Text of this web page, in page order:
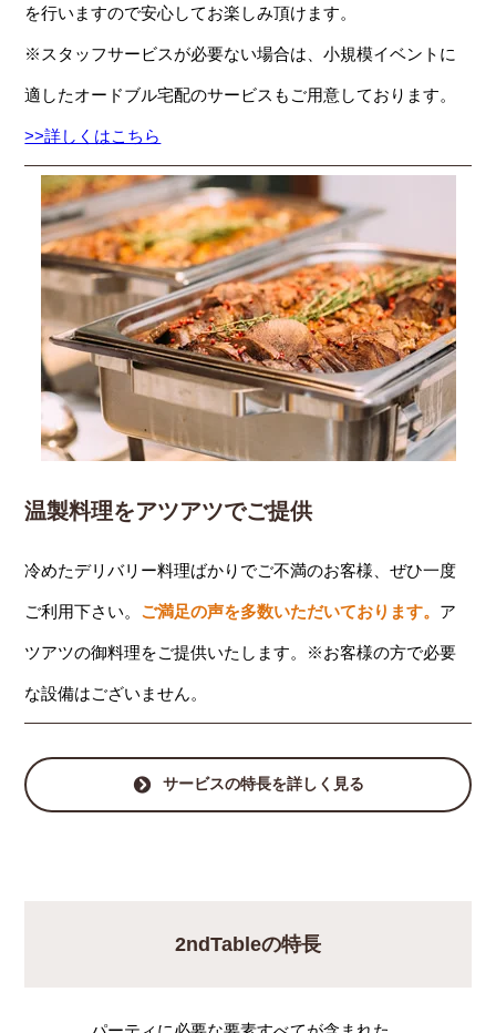
を行いますので安心してお楽しみ頂けます。
※スタッフサービスが必要ない場合は、小規模イベントに
適したオードブル宅配のサービスもご用意しております。
>>詳しくはこちら
温製料理をアツアツでご提供
冷めたデリバリー料理ばかりでご不満のお客様、ぜひ一度
ご利用下さい。 ご満足の声を多数いただいております。 ア
ツアツの御料理をご提供いたします。※お客様の方で必要
な設備はございません。
サービスの特長を詳しく見る
2ndTableの特長